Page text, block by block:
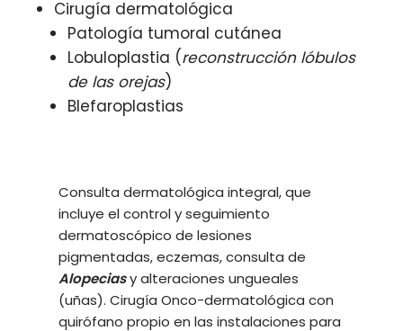
Cirugía dermatológica
Patología tumoral cutánea
Lobuloplastia (reconstrucción lóbulos
de las orejas)
Blefaroplastias
Consulta dermatológica integral, que
incluye el control y seguimiento
dermatoscópico de lesiones
pigmentadas, eczemas, consulta de
Alopeciasy alteraciones ungueales
(uñas). Cirugía Onco-dermatológica con
quirófano propio en las instalaciones para